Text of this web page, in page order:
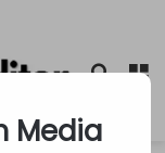
Search
Media